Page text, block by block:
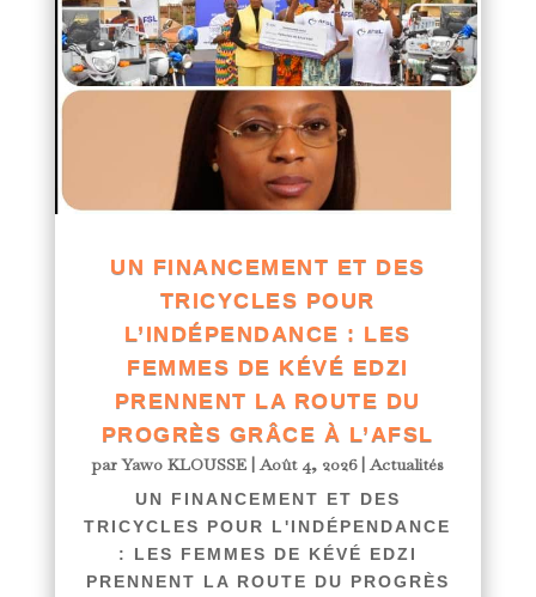
UN FINANCEMENT ET DES
TRICYCLES POUR
L’INDÉPENDANCE : LES
FEMMES DE KÉVÉ EDZI
PRENNENT LA ROUTE DU
PROGRÈS GRÂCE À L’AFSL
parYawo KLOUSSE |Août 4, 2026|Actualités
UN FINANCEMENT ET DES
TRICYCLES POUR L'INDÉPENDANCE
: LES FEMMES DE KÉVÉ EDZI
PRENNENT LA ROUTE DU PROGRÈS